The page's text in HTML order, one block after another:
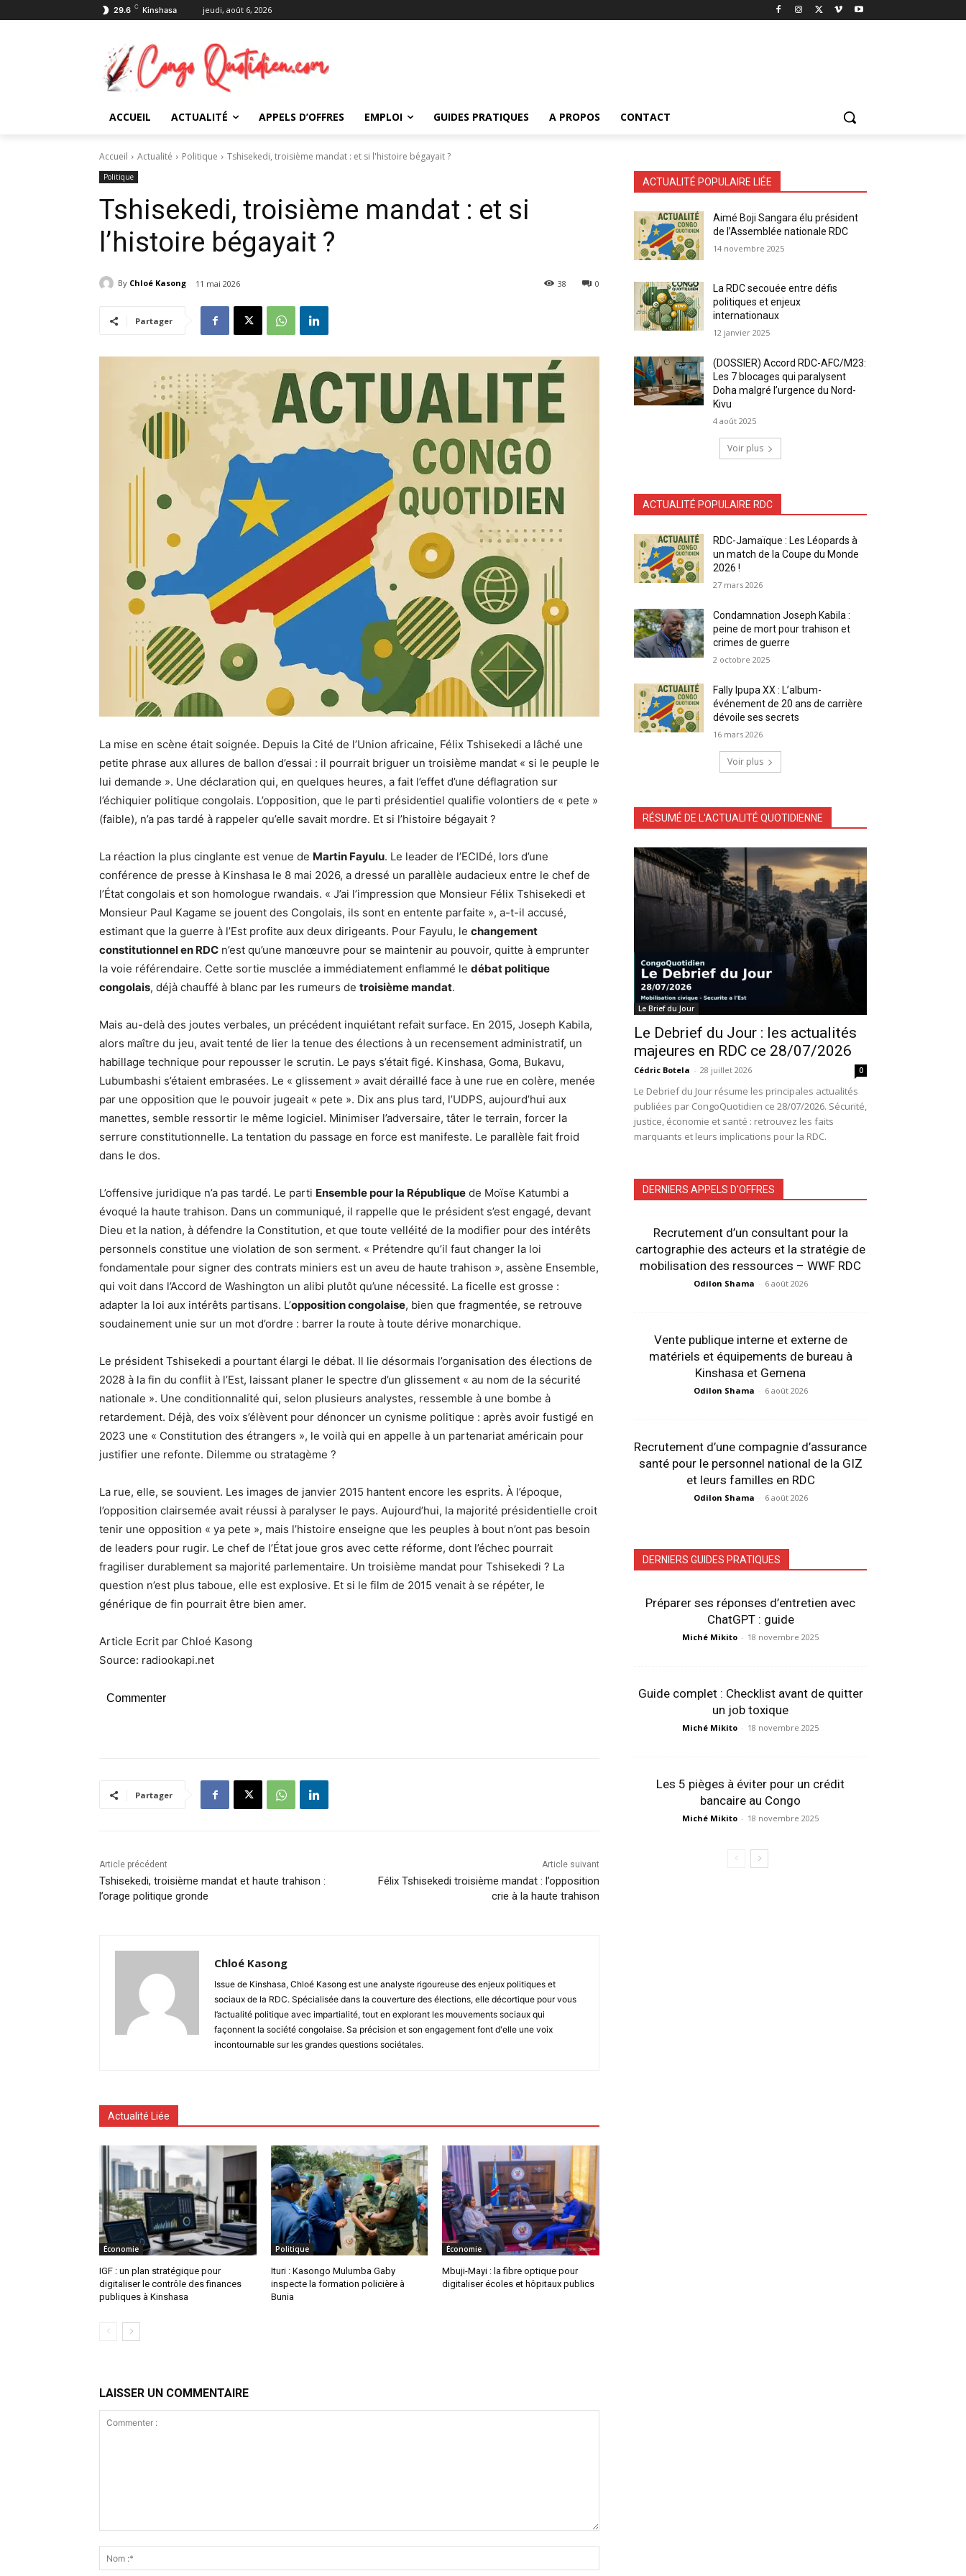
29.6 C Kinshasa jeudi, août 6, 2026
ACCUEIL ACTUALITÉ APPELS D’OFFRES EMPLOI GUIDES PRATIQUES A PROPOS CONTACT
Accueil Actualité Politique Tshisekedi, troisième mandat : et si l'histoire bégayait ?
Politique
Tshisekedi, troisième mandat : et si
l’histoire bégayait ?
By Chloé Kasong 11 mai 2026 0
38
Partager
La mise en scène était soignée. Depuis la Cité de l’Union africaine, Félix Tshisekedi a lâché une
petite phrase aux allures de ballon d’essai : il pourrait briguer un troisième mandat « si le peuple le
lui demande ». Une déclaration qui, en quelques heures, a fait l’effet d’une déflagration sur
l’échiquier politique congolais. L’opposition, que le parti présidentiel qualifie volontiers de « pete »
(faible), n’a pas tardé à rappeler qu’elle savait mordre. Et si l’histoire bégayait ?
La réaction la plus cinglante est venue de Martin Fayulu. Le leader de l’ECIDé, lors d’une
conférence de presse à Kinshasa le 8 mai 2026, a dressé un parallèle audacieux entre le chef de
l’État congolais et son homologue rwandais. « J’ai l’impression que Monsieur Félix Tshisekedi et
Monsieur Paul Kagame se jouent des Congolais, ils sont en entente parfaite », a-t-il accusé,
estimant que la guerre à l’Est profite aux deux dirigeants. Pour Fayulu, le changement
constitutionnel en RDC n’est qu’une manœuvre pour se maintenir au pouvoir, quitte à emprunter
la voie référendaire. Cette sortie musclée a immédiatement enflammé le débat politique
congolais, déjà chauffé à blanc par les rumeurs de troisième mandat.
Mais au-delà des joutes verbales, un précédent inquiétant refait surface. En 2015, Joseph Kabila,
alors maître du jeu, avait tenté de lier la tenue des élections à un recensement administratif, un
habillage technique pour repousser le scrutin. Le pays s’était figé. Kinshasa, Goma, Bukavu,
Lubumbashi s’étaient embrasées. Le « glissement » avait déraillé face à une rue en colère, menée
par une opposition que le pouvoir jugeait « pete ». Dix ans plus tard, l’UDPS, aujourd’hui aux
manettes, semble ressortir le même logiciel. Minimiser l’adversaire, tâter le terrain, forcer la
serrure constitutionnelle. La tentation du passage en force est manifeste. Le parallèle fait froid
dans le dos.
L’offensive juridique n’a pas tardé. Le parti Ensemble pour la République de Moïse Katumbi a
évoqué la haute trahison. Dans un communiqué, il rappelle que le président s’est engagé, devant
Dieu et la nation, à défendre la Constitution, et que toute velléité de la modifier pour des intérêts
personnels constitue une violation de son serment. « Prétendre qu’il faut changer la loi
fondamentale pour signer des contrats miniers est un aveu de haute trahison », assène Ensemble,
qui voit dans l’Accord de Washington un alibi plutôt qu’une nécessité. La ficelle est grosse :
adapter la loi aux intérêts partisans. L’opposition congolaise, bien que fragmentée, se retrouve
soudainement unie sur un mot d’ordre : barrer la route à toute dérive monarchique.
Le président Tshisekedi a pourtant élargi le débat. Il lie désormais l’organisation des élections de
2028 à la fin du conflit à l’Est, laissant planer le spectre d’un glissement « au nom de la sécurité
nationale ». Une conditionnalité qui, selon plusieurs analystes, ressemble à une bombe à
retardement. Déjà, des voix s’élèvent pour dénoncer un cynisme politique : après avoir fustigé en
2023 une « Constitution des étrangers », le voilà qui en appelle à un partenariat américain pour
justifier une refonte. Dilemme ou stratagème ?
La rue, elle, se souvient. Les images de janvier 2015 hantent encore les esprits. À l’époque,
l’opposition clairsemée avait réussi à paralyser le pays. Aujourd’hui, la majorité présidentielle croit
tenir une opposition « ya pete », mais l’histoire enseigne que les peuples à bout n’ont pas besoin
de leaders pour rugir. Le chef de l’État joue gros avec cette réforme, dont l’échec pourrait
fragiliser durablement sa majorité parlementaire. Un troisième mandat pour Tshisekedi ? La
question n’est plus taboue, elle est explosive. Et si le film de 2015 venait à se répéter, le
générique de fin pourrait être bien amer.
Article Ecrit par Chloé Kasong
Source: radiookapi.net
Commenter
Partager
Article précédent
Tshisekedi, troisième mandat et haute trahison :
l’orage politique gronde
Article suivant
Félix Tshisekedi troisième mandat : l’opposition
crie à la haute trahison
Chloé Kasong
Issue de Kinshasa, Chloé Kasong est une analyste rigoureuse des enjeux politiques et
sociaux de la RDC. Spécialisée dans la couverture des élections, elle décortique pour vous
l’actualité politique avec impartialité, tout en explorant les mouvements sociaux qui
façonnent la société congolaise. Sa précision et son engagement font d'elle une voix
incontournable sur les grandes questions sociétales.
Actualité Liée
Économie
IGF : un plan stratégique pour
digitaliser le contrôle des finances
publiques à Kinshasa
Politique
Ituri : Kasongo Mulumba Gaby
inspecte la formation policière à
Bunia
Économie
Mbuji-Mayi : la fibre optique pour
digitaliser écoles et hôpitaux publics
LAISSER UN COMMENTAIRE
:*
ACTUALITÉ POPULAIRE LIÉE
Aimé Boji Sangara élu président
de l’Assemblée nationale RDC
14 novembre 2025
La RDC secouée entre défis
politiques et enjeux
internationaux
12 janvier 2025
(DOSSIER) Accord RDC-AFC/M23:
Les 7 blocages qui paralysent
Doha malgré l’urgence du Nord-
Kivu
4 août 2025
Voir plus
ACTUALITÉ POPULAIRE RDC
RDC-Jamaïque : Les Léopards à
un match de la Coupe du Monde
2026 !
27 mars 2026
Condamnation Joseph Kabila :
peine de mort pour trahison et
crimes de guerre
2 octobre 2025
Fally Ipupa XX : L’album-
événement de 20 ans de carrière
dévoile ses secrets
16 mars 2026
Voir plus
RÉSUMÉ DE L'ACTUALITÉ QUOTIDIENNE
Le Brief du Jour
Le Debrief du Jour : les actualités
majeures en RDC ce 28/07/2026
Cédric Botela - 28 juillet 2026 0
Le Debrief du Jour résume les principales actualités
publiées par CongoQuotidien ce 28/07/2026. Sécurité,
justice, économie et santé : retrouvez les faits
marquants et leurs implications pour la RDC.
DERNIERS APPELS D'OFFRES
Recrutement d’un consultant pour la
cartographie des acteurs et la stratégie de
mobilisation des ressources – WWF RDC
Odilon Shama - 6 août 2026
Vente publique interne et externe de
matériels et équipements de bureau à
Kinshasa et Gemena
Odilon Shama - 6 août 2026
Recrutement d’une compagnie d’assurance
santé pour le personnel national de la GIZ
et leurs familles en RDC
Odilon Shama - 6 août 2026
DERNIERS GUIDES PRATIQUES
Préparer ses réponses d’entretien avec
ChatGPT : guide
Miché Mikito - 18 novembre 2025
Guide complet : Checklist avant de quitter
un job toxique
Miché Mikito - 18 novembre 2025
Les 5 pièges à éviter pour un crédit
bancaire au Congo
Miché Mikito - 18 novembre 2025